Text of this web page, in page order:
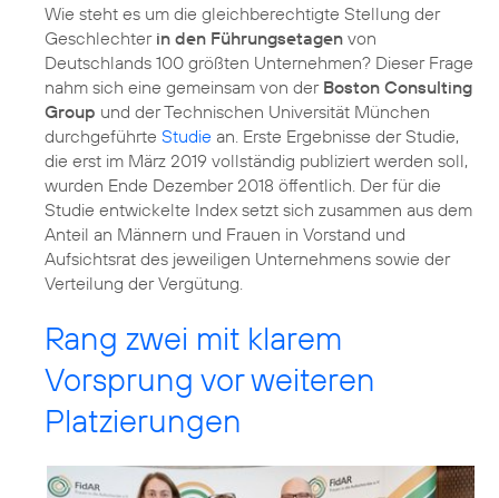
Wie steht es um die gleichberechtigte Stellung der
Geschlechter in den Führungsetagen von
Deutschlands 100 größten Unternehmen? Dieser Frage
nahm sich eine gemeinsam von der Boston Consulting
Group und der Technischen Universität München
durchgeführte Studie an. Erste Ergebnisse der Studie,
die erst im März 2019 vollständig publiziert werden soll,
wurden Ende Dezember 2018 öffentlich. Der für die
Studie entwickelte Index setzt sich zusammen aus dem
Anteil an Männern und Frauen in Vorstand und
Aufsichtsrat des jeweiligen Unternehmens sowie der
Verteilung der Vergütung.
Rang zwei mit klarem
Vorsprung vor weiteren
Platzierungen